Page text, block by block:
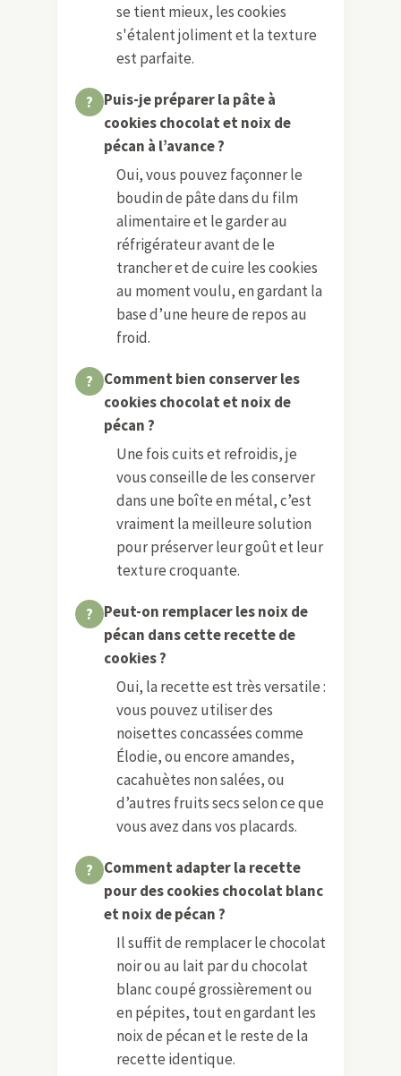
se tient mieux, les cookies
s'étalent joliment et la texture
est parfaite.
Puis-je préparer la pâte à
cookies chocolat et noix de
pécan à l’avance ?
Oui, vous pouvez façonner le
boudin de pâte dans du film
alimentaire et le garder au
réfrigérateur avant de le
trancher et de cuire les cookies
au moment voulu, en gardant la
base d’une heure de repos au
froid.
Comment bien conserver les
cookies chocolat et noix de
pécan ?
Une fois cuits et refroidis, je
vous conseille de les conserver
dans une boîte en métal, c’est
vraiment la meilleure solution
pour préserver leur goût et leur
texture croquante.
Peut-on remplacer les noix de
pécan dans cette recette de
cookies ?
Oui, la recette est très versatile :
vous pouvez utiliser des
noisettes concassées comme
Élodie, ou encore amandes,
cacahuètes non salées, ou
d’autres fruits secs selon ce que
vous avez dans vos placards.
Comment adapter la recette
pour des cookies chocolat blanc
et noix de pécan ?
Il suffit de remplacer le chocolat
noir ou au lait par du chocolat
blanc coupé grossièrement ou
en pépites, tout en gardant les
noix de pécan et le reste de la
recette identique.